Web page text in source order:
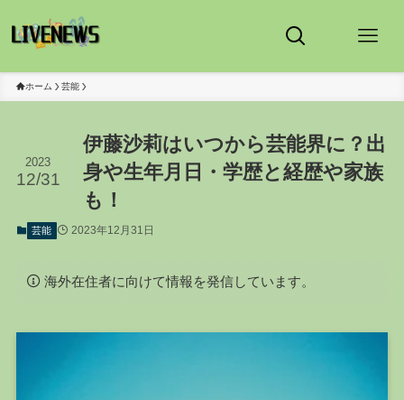
ホーム 芸能
伊藤沙莉はいつから芸能界に？出
身や生年月日・学歴と経歴や家族
も！
2023
12/31
芸能 2023年12月31日
海外在住者に向けて情報を発信しています。